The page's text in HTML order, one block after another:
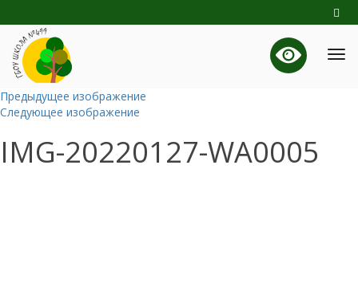
Предыдущее изображение
Следующее изображение
IMG-20220127-WA0005